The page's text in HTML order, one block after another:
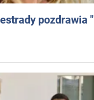
pozdrawia